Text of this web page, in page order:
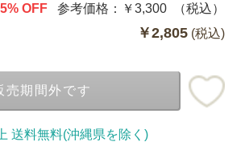
OFF 参考価格： ￥3,300 （税込）
￥2,805 (税込)
売期間外です
送料無料(沖縄県を除く)